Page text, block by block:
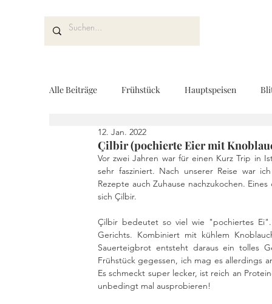
Alle Beiträge Frühstück Hauptspeisen
Kuchen und Desserts
Drinks Fingerfood Geschenke aus der
REZEPTKARTEN Rezeptvideo vegan
Çilbir (pochierte Eier mit
12. Jan. 2022
Vor zwei Jahren war für einen Kurz Trip in
sehr fasziniert. Nach unserer Reise war
Rezepte auch Zuhause nachzukochen.
sich Çilbir.
Çilbir bedeutet so viel wie "pochiertes
Gerichts. Kombiniert mit kühlem
Sauerteigbrot entsteht daraus ein tolles
Frühstück gegessen, ich mag es allerdings
Es schmeckt super lecker, ist reich an
unbedingt mal ausprobieren!